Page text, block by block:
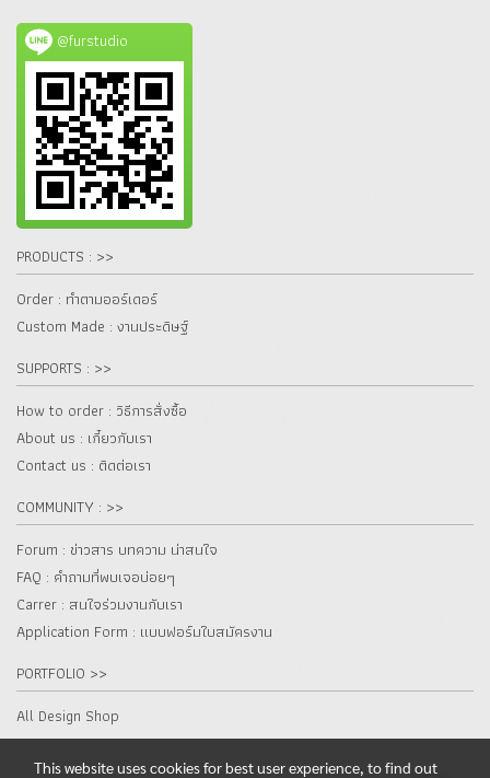
@furstudio
PRODUCTS : >>
Order : ทำตามออร์เดอร์
Custom Made : งานประดิษฐ์
SUPPORTS : >>
How to order : วิธีการสั่งซื้อ
About us : เกี๋ยวกับเรา
Contact us : ติดต่อเรา
COMMUNITY : >>
Forum : ข่าวสาร บทความ น่าสนใจ
FAQ : คำถามที่พบเจอบ่อยๆ
Carrer : สนใจร่วมงานกับเรา
Application Form : แบบฟอร์มใบสมัครงาน
PORTFOLIO >>
All Design Shop
This website uses cookies for best user experience, to find out